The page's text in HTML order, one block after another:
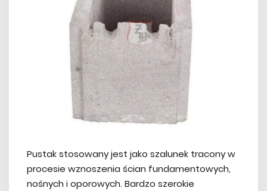
Pustak stosowany jest jako szalunek tracony w
procesie wznoszenia ścian fundamentowych,
nośnych i oporowych. Bardzo szerokie